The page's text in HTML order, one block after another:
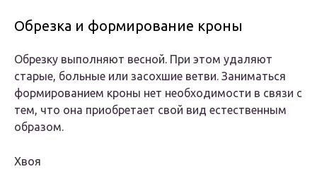
Обрезка и формирование кроны
Обрезку выполняют весной. При этом удаляют
старые, больные или засохшие ветви. Заниматься
формированием кроны нет необходимости в связи с
тем, что она приобретает свой вид естественным
образом.
Хвоя